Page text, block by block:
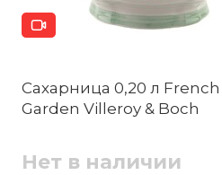
Chateau
Сахарница 0,20 л French
Garden Villeroy & Boch
Нет в наличии